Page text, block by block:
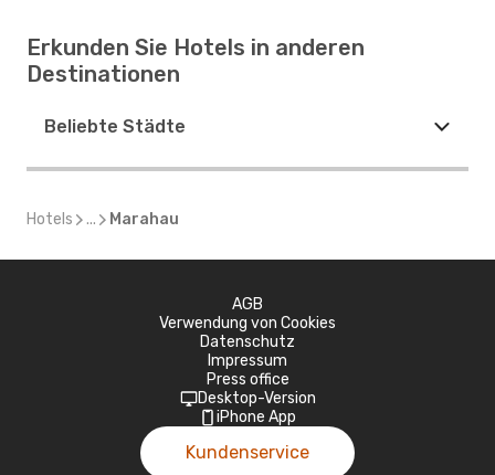
Erkunden Sie Hotels in anderen
Destinationen
Beliebte Städte
Hotels ... Marahau
AGB
Verwendung von Cookies
Datenschutz
Impressum
Press office
Desktop-Version
iPhone App
Kundenservice